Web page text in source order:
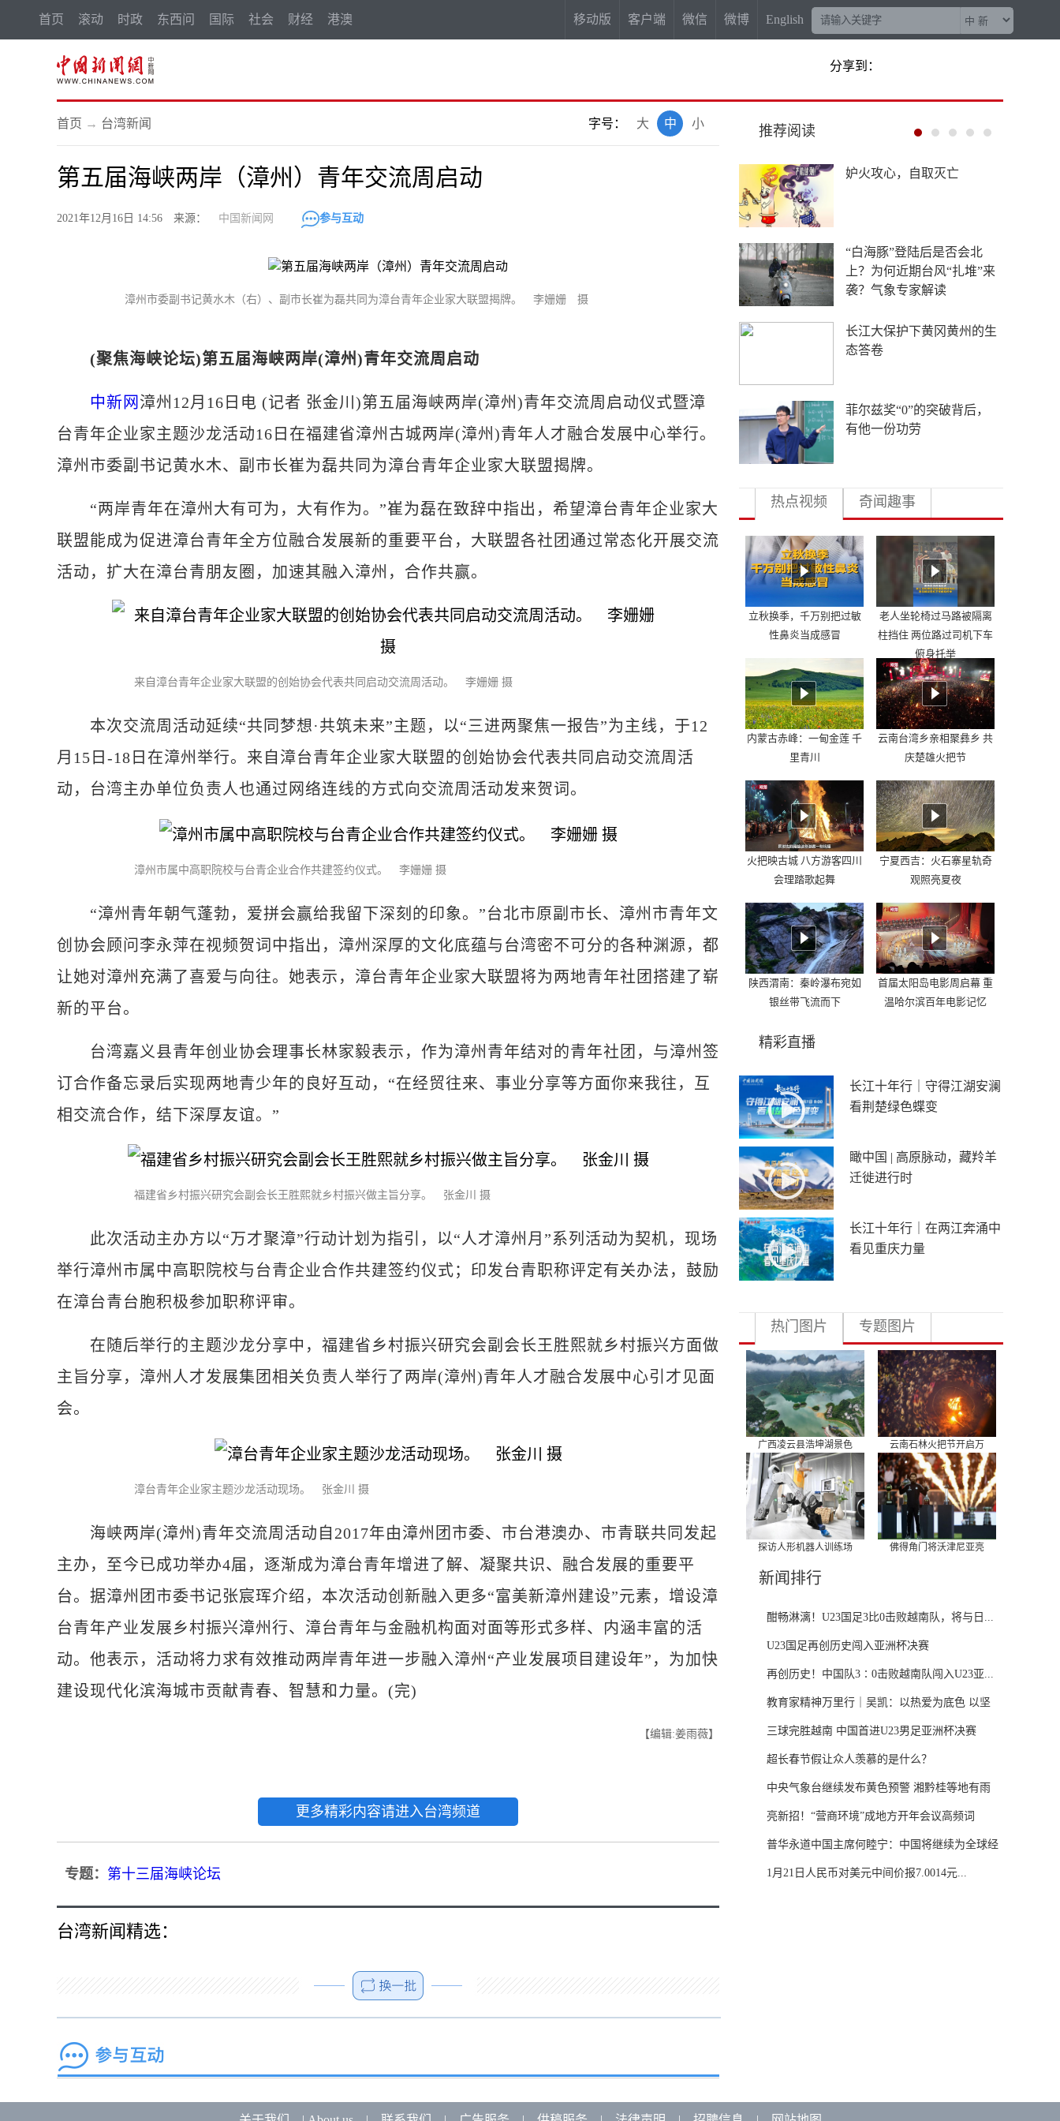
首页 滚动 时政 东西问 国际 社会 财经 港澳 移动版 客户端 微信 微博 English
分享到：
首页 → 台湾新闻 字号： 小
中
大
第五届海峡两岸（漳州）青年交流周启动
2021年12月16日 14:56 来源： 中国新闻网 参与互动
漳州市委副书记黄水木（右）、副市长崔为磊共同为漳台青年企业家大联盟揭牌。 李姗姗 摄
(聚焦海峡论坛)第五届海峡两岸(漳州)青年交流周启动
中新网 漳州12月16日电 (记者 张金川)第五届海峡两岸(漳州)青年交流周启动仪式暨漳
台青年企业家主题沙龙活动16日在福建省漳州古城两岸(漳州)青年人才融合发展中心举行。
漳州市委副书记黄水木、副市长崔为磊共同为漳台青年企业家大联盟揭牌。
“两岸青年在漳州大有可为，大有作为。”崔为磊在致辞中指出，希望漳台青年企业家大
联盟能成为促进漳台青年全方位融合发展新的重要平台，大联盟各社团通过常态化开展交流
活动，扩大在漳台青朋友圈，加速其融入漳州，合作共赢。
来自漳台青年企业家大联盟的创始协会代表共同启动交流周活动。 李姗姗 摄
本次交流周活动延续“共同梦想·共筑未来”主题，以“三进两聚焦一报告”为主线，于12
月15日-18日在漳州举行。来自漳台青年企业家大联盟的创始协会代表共同启动交流周活
动，台湾主办单位负责人也通过网络连线的方式向交流周活动发来贺词。
漳州市属中高职院校与台青企业合作共建签约仪式。 李姗姗 摄
“漳州青年朝气蓬勃，爱拼会赢给我留下深刻的印象。”台北市原副市长、漳州市青年文
创协会顾问李永萍在视频贺词中指出，漳州深厚的文化底蕴与台湾密不可分的各种渊源，都
让她对漳州充满了喜爱与向往。她表示，漳台青年企业家大联盟将为两地青年社团搭建了崭
新的平台。
台湾嘉义县青年创业协会理事长林家毅表示，作为漳州青年结对的青年社团，与漳州签
订合作备忘录后实现两地青少年的良好互动，“在经贸往来、事业分享等方面你来我往，互
相交流合作，结下深厚友谊。”
福建省乡村振兴研究会副会长王胜熙就乡村振兴做主旨分享。 张金川 摄
此次活动主办方以“万才聚漳”行动计划为指引，以“人才漳州月”系列活动为契机，现场
举行漳州市属中高职院校与台青企业合作共建签约仪式；印发台青职称评定有关办法，鼓励
在漳台青台胞积极参加职称评审。
在随后举行的主题沙龙分享中，福建省乡村振兴研究会副会长王胜熙就乡村振兴方面做
主旨分享，漳州人才发展集团相关负责人举行了两岸(漳州)青年人才融合发展中心引才见面
会。
漳台青年企业家主题沙龙活动现场。 张金川 摄
海峡两岸(漳州)青年交流周活动自2017年由漳州团市委、市台港澳办、市青联共同发起
主办，至今已成功举办4届，逐渐成为漳台青年增进了解、凝聚共识、融合发展的重要平
台。据漳州团市委书记张宸珲介绍，本次活动创新融入更多“富美新漳州建设”元素，增设漳
台青年产业发展乡村振兴漳州行、漳台青年与金融机构面对面等形式多样、内涵丰富的活
动。他表示，活动将力求有效推动两岸青年进一步融入漳州“产业发展项目建设年”，为加快
建设现代化滨海城市贡献青春、智慧和力量。(完)
【编辑:姜雨薇】
更多精彩内容请进入台湾频道
专题： 第十三届海峡论坛
台湾新闻精选：
推荐阅读
妒火攻心，自取灭亡
“白海豚”登陆后是否会北
上？为何近期台风“扎堆”来
袭？气象专家解读
长江大保护下黄冈黄州的生
态答卷
菲尔兹奖“0”的突破背后，
有他一份功劳
热点视频 奇闻趣事
立秋换季，千万别把过敏
性鼻炎当成感冒
老人坐轮椅过马路被隔离
柱挡住 两位路过司机下车
俯身托举
内蒙古赤峰：一甸金莲 千
里青川
云南台湾乡亲相聚彝乡 共
庆楚雄火把节
火把映古城 八方游客四川
会理踏歌起舞
宁夏西吉：火石寨星轨奇
观照亮夏夜
陕西渭南：秦岭瀑布宛如
银丝带飞流而下
首届太阳岛电影周启幕 重
温哈尔滨百年电影记忆
精彩直播
长江十年行｜守得江湖安澜
看荆楚绿色蝶变
瞰中国 | 高原脉动，藏羚羊
迁徙进行时
长江十年行｜在两江奔涌中
看见重庆力量
热门图片 专题图片
广西凌云县浩坤湖景色 云南石林火把节开启万
探访人形机器人训练场 佛得角门将沃津尼亚亮
新闻排行
酣畅淋漓！U23国足3比0击败越南队，将与日...
U23国足再创历史闯入亚洲杯决赛
再创历史！中国队3∶0击败越南队闯入U23亚...
教育家精神万里行｜吴凯：以热爱为底色 以坚
守...
三球完胜越南 中国首进U23男足亚洲杯决赛
超长春节假让众人羡慕的是什么？
中央气象台继续发布黄色预警 湘黔桂等地有雨
雪...
亮新招！“营商环境”成地方开年会议高频词
普华永道中国主席何睦宁：中国将继续为全球经
济...
1月21日人民币对美元中间价报7.0014元...